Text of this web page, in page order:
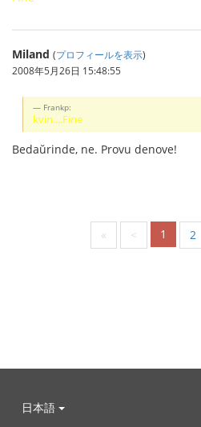
Miland (プロフィールを表示)
2008年5月26日 15:48:55
Frankp:
kvin....Fine
Bedaŭrinde, ne. Provu denove!
« < 1 2
日本語